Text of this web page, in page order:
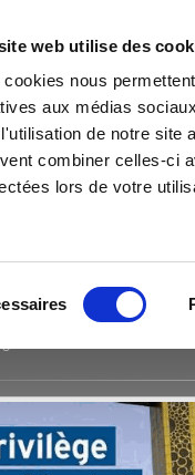
web utilise des
cookies nous
aux médias
de notre site
combiner celles-ci
lors de votre
Accueil